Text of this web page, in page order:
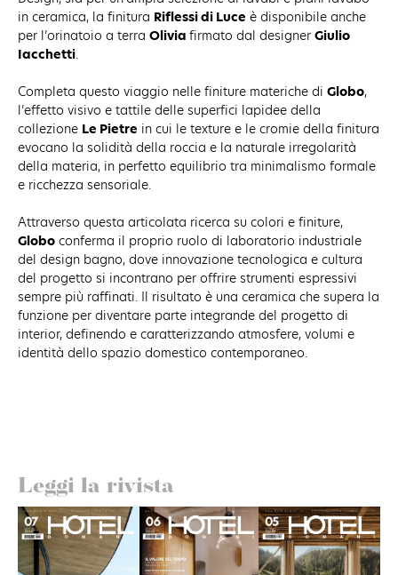
in ceramica, la finitura Riflessi di Luce è disponibile anche
per l’orinatoio a terra Olivia firmato dal designer Giulio
Iacchetti.
Completa questo viaggio nelle finiture materiche di Globo,
l’effetto visivo e tattile delle superfici lapidee della
collezione Le Pietre in cui le texture e le cromie della finitura
evocano la solidità della roccia e la naturale irregolarità
della materia, in perfetto equilibrio tra minimalismo formale
e ricchezza sensoriale.
Attraverso questa articolata ricerca su colori e finiture,
Globo conferma il proprio ruolo di laboratorio industriale
del design bagno, dove innovazione tecnologica e cultura
del progetto si incontrano per offrire strumenti espressivi
sempre più raffinati. Il risultato è una ceramica che supera la
funzione per diventare parte integrande del progetto di
interior, definendo e caratterizzando atmosfere, volumi e
identità dello spazio domestico contemporaneo.
Leggi la rivista